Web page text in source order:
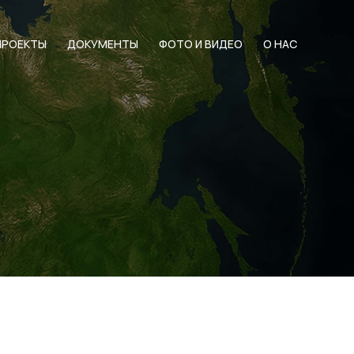
ДОКУМЕНТЫ ФОТО И ВИДЕО О НАС